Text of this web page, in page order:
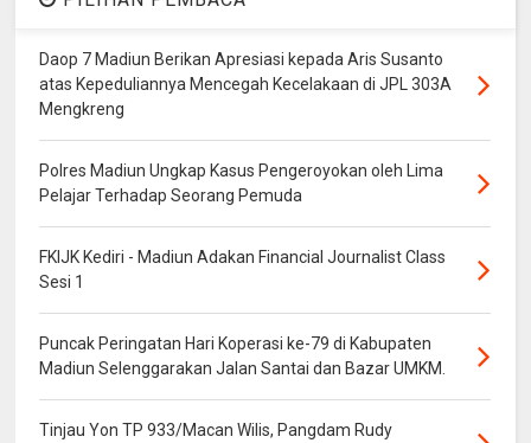
Daop 7 Madiun Berikan Apresiasi kepada Aris Susanto
atas Kepeduliannya Mencegah Kecelakaan di JPL 303A
Mengkreng
Polres Madiun Ungkap Kasus Pengeroyokan oleh Lima
Pelajar Terhadap Seorang Pemuda
FKIJK Kediri - Madiun Adakan Financial Journalist Class
Sesi 1
Puncak Peringatan Hari Koperasi ke-79 di Kabupaten
Madiun Selenggarakan Jalan Santai dan Bazar UMKM.
Tinjau Yon TP 933/Macan Wilis, Pangdam Rudy